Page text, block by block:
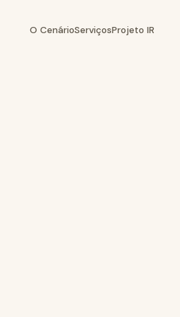
O CenárioServiçosProjeto IR